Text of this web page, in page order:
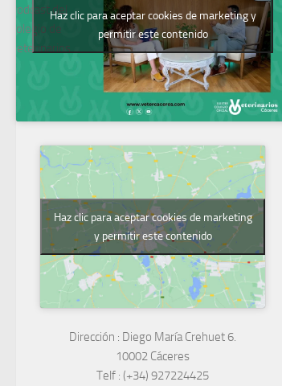
Podcast del
Colegio de
Veterinarios
Haz clic para aceptar cookies de marketing y
permitir este contenido
Haz clic para aceptar cookies de marketing
y permitir este contenido
Dirección : Diego María Crehuet 6.
10002 Cáceres
Telf : (+34) 927224425